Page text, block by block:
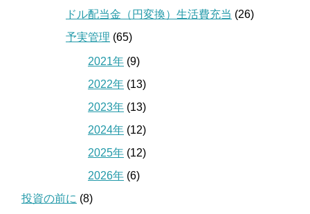
ドル配当金（円変換）生活費充当 (26)
予実管理 (65)
2021年 (9)
2022年 (13)
2023年 (13)
2024年 (12)
2025年 (12)
2026年 (6)
投資の前に (8)